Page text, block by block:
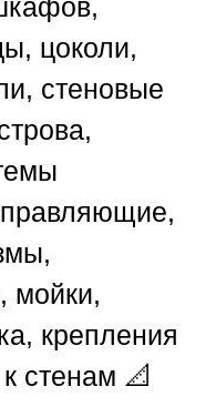
цоколи,
стеновые
мойки,
крепления
стенам 📐